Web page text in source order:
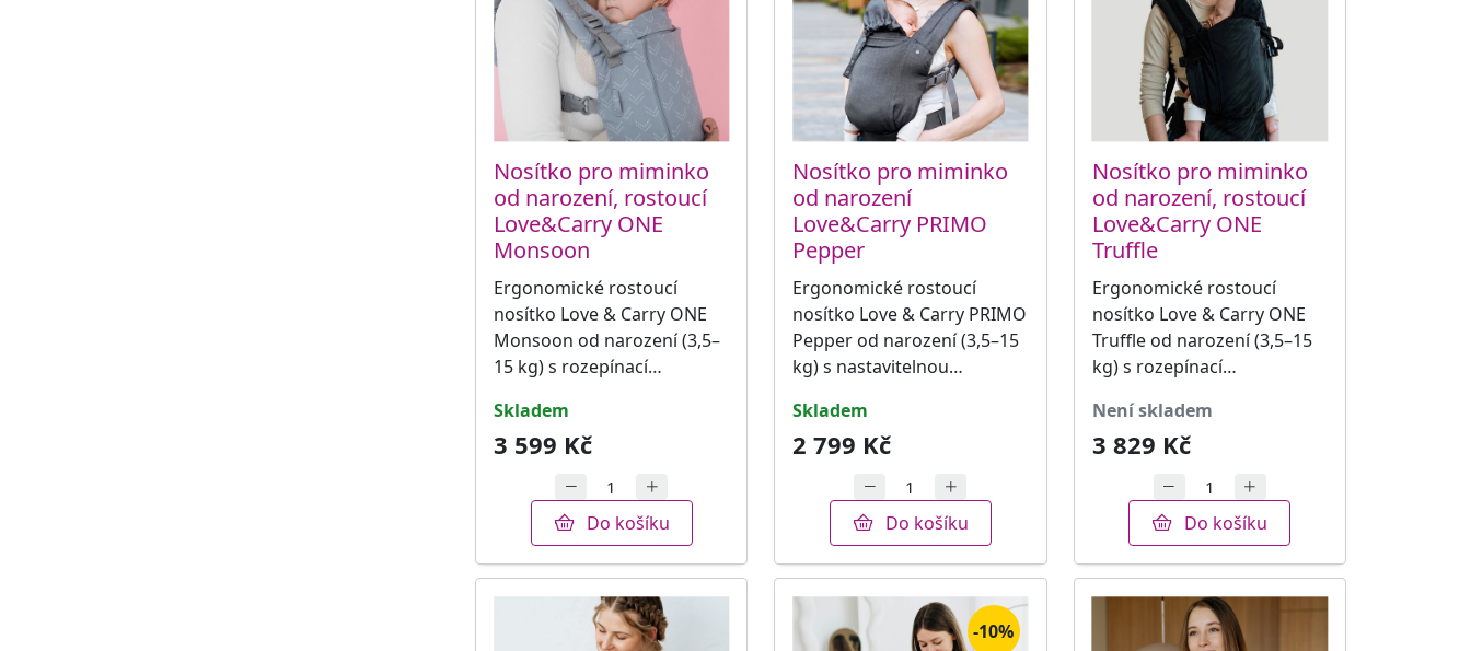
Nosítko pro miminko
od narození, rostoucí
Love&Carry ONE
Monsoon
Ergonomické rostoucí
nosítko Love & Carry ONE
Monsoon od narození (3,5–
15 kg) s rozepínací…
skladem
3 599 Kč
Do košíku
Nosítko pro miminko
od narození
Love&Carry PRIMO
Pepper
Ergonomické rostoucí
nosítko Love & Carry PRIMO
Pepper od narození (3,5–15
kg) s nastavitelnou…
skladem
2 799 Kč
Do košíku
Nosítko pro miminko
od narození, rostoucí
Love&Carry ONE
Truffle
Ergonomické rostoucí
nosítko Love & Carry ONE
Truffle od narození (3,5–15
kg) s rozepínací…
není skladem
3 829 Kč
Do košíku
-10%